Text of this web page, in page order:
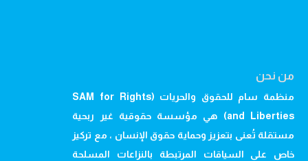
من نحن
منظمة سام للحقوق والحريات (SAM for Rights
and Liberties) هي مؤسسة حقوقية غير ربحية
مستقلة تُعنى بتعزيز وحماية حقوق الإنسان ، مع تركيز
خاص على السياقات المرتبطة بالنزاعات المسلحة